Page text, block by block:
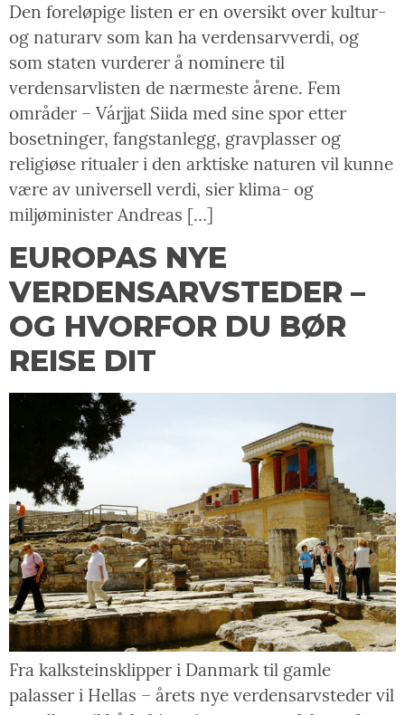
Den foreløpige listen er en oversikt over kultur-
og naturarv som kan ha verdensarvverdi, og
som staten vurderer å nominere til
verdensarvlisten de nærmeste årene. Fem
områder – Várjjat Siida med sine spor etter
bosetninger, fangstanlegg, gravplasser og
religiøse ritualer i den arktiske naturen vil kunne
være av universell verdi, sier klima- og
miljøminister Andreas […]
EUROPAS NYE
VERDENSARVSTEDER –
OG HVORFOR DU BØR
REISE DIT
Fra kalksteinsklipper i Danmark til gamle
palasser i Hellas – årets nye verdensarvsteder vil